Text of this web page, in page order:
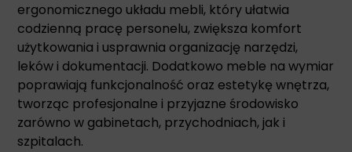
ergonomicznego układu mebli, który ułatwia
codzienną pracę personelu, zwiększa komfort
użytkowania i usprawnia organizację narzędzi,
leków i dokumentacji. Dodatkowo meble na wymiar
poprawiają funkcjonalność oraz estetykę wnętrza,
tworząc profesjonalne i przyjazne środowisko
zarówno w gabinetach, przychodniach, jak i
szpitalach.